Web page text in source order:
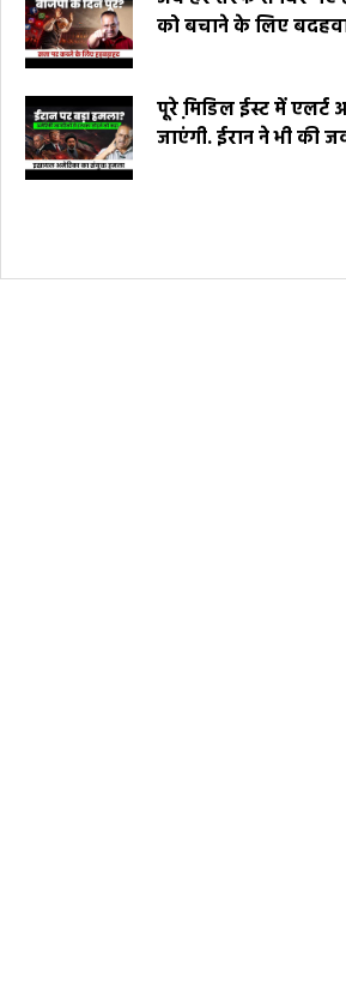
को बचाने के लिए
पूरे मि़डिल ईस्ट में एलर्ट
जाएंगी. ईरान ने भी की